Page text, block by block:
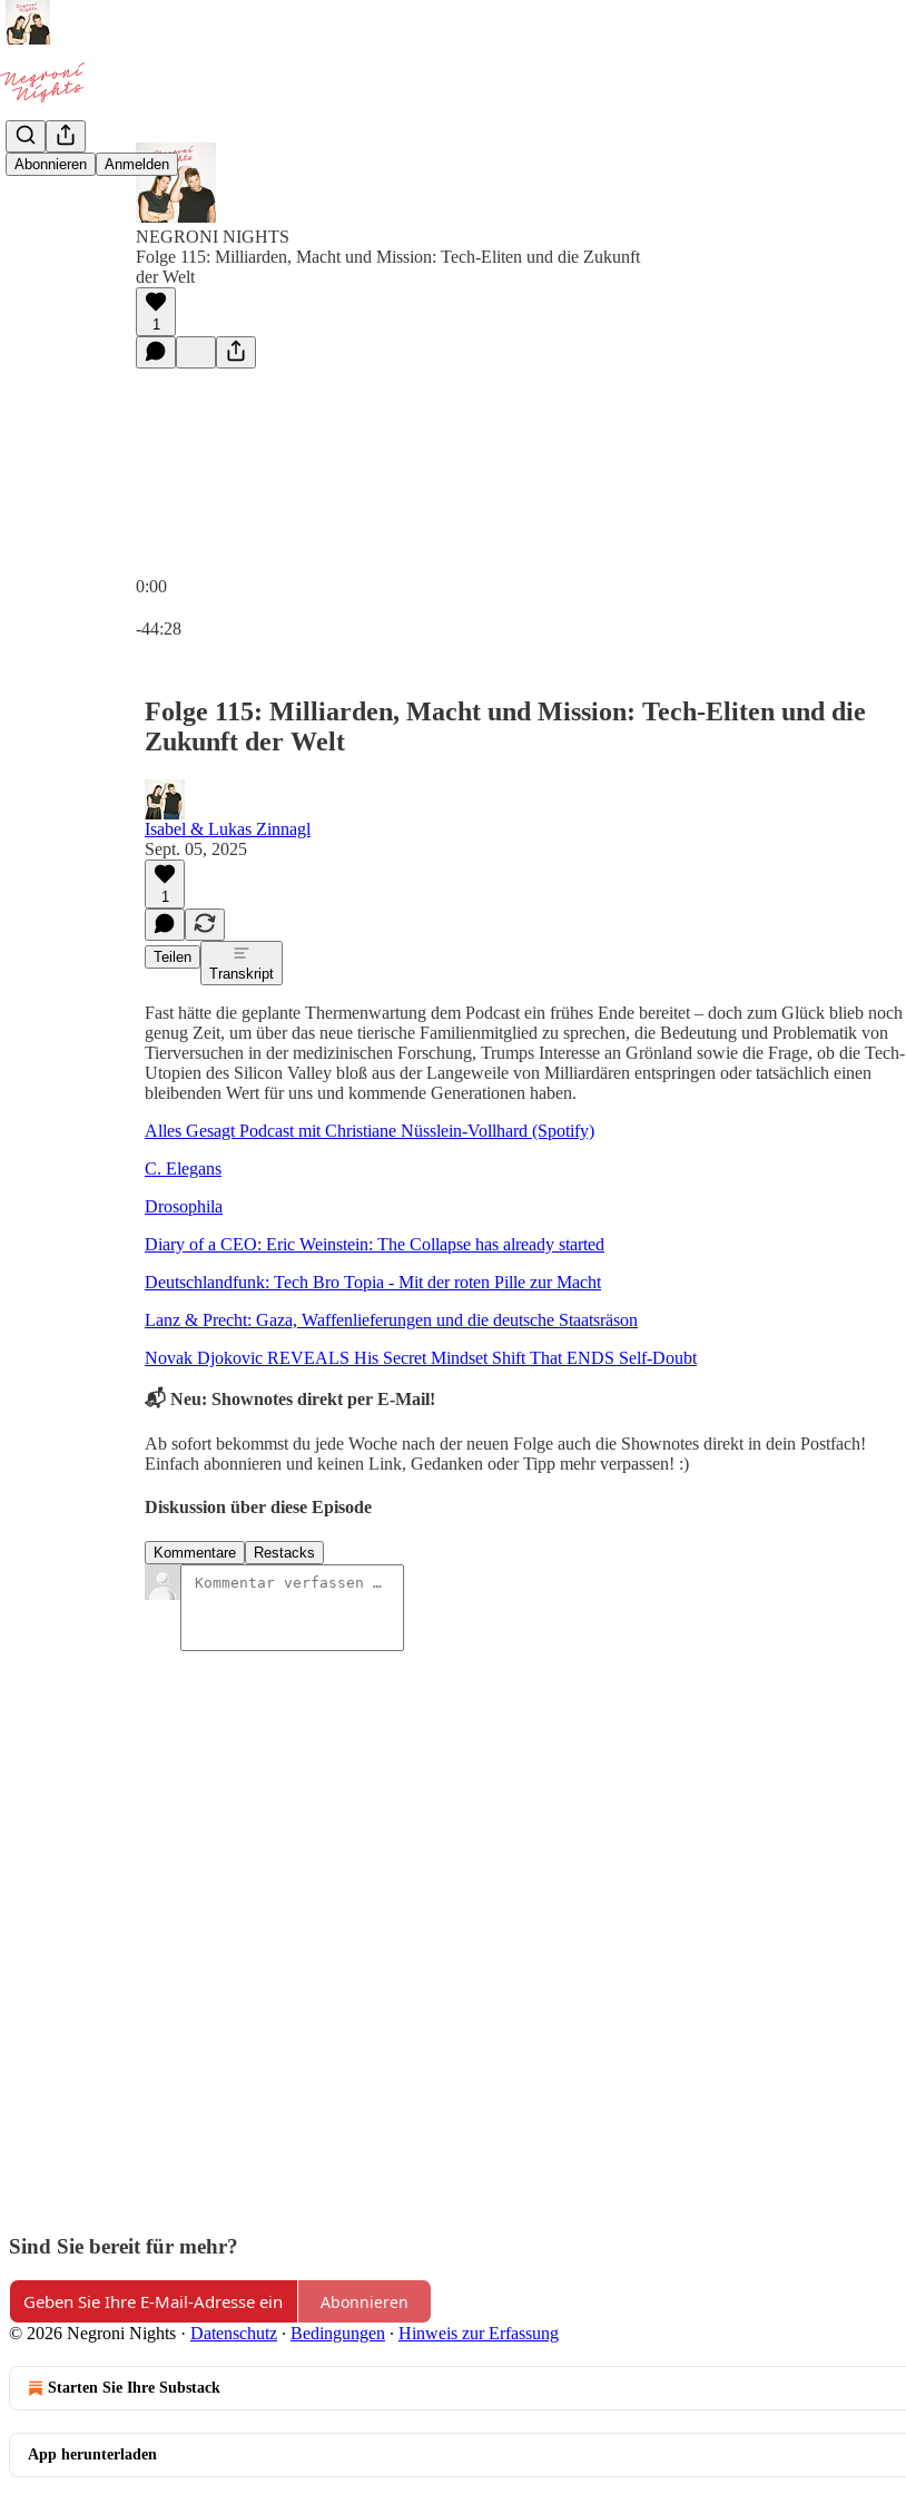
Abonnieren Anmelden
NEGRONI NIGHTS
Folge 115: Milliarden, Macht und Mission: Tech-Eliten und die Zukunft
der Welt
1
0:00
-44:28
Folge 115: Milliarden, Macht und Mission: Tech-Eliten und die
Zukunft der Welt
Isabel & Lukas Zinnagl
Sept. 05, 2025
1
Teilen
Transkript
Fast hätte die geplante Thermenwartung dem Podcast ein frühes Ende bereitet – doch zum Glück blieb noch
genug Zeit, um über das neue tierische Familienmitglied zu sprechen, die Bedeutung und Problematik von
Tierversuchen in der medizinischen Forschung, Trumps Interesse an Grönland sowie die Frage, ob die Tech-
Utopien des Silicon Valley bloß aus der Langeweile von Milliardären entspringen oder tatsächlich einen
bleibenden Wert für uns und kommende Generationen haben.
Alles Gesagt Podcast mit Christiane Nüsslein-Vollhard (Spotify)
C. Elegans
Drosophila
Diary of a CEO: Eric Weinstein: The Collapse has already started
Deutschlandfunk: Tech Bro Topia - Mit der roten Pille zur Macht
Lanz & Precht: Gaza, Waffenlieferungen und die deutsche Staatsräson
Novak Djokovic REVEALS His Secret Mindset Shift That ENDS Self-Doubt
📬 Neu: Shownotes direkt per E-Mail!
Ab sofort bekommst du jede Woche nach der neuen Folge auch die Shownotes direkt in dein Postfach!
Einfach abonnieren und keinen Link, Gedanken oder Tipp mehr verpassen! :)
Diskussion über diese Episode
Kommentare Restacks
Sind Sie bereit für mehr?
Abonnieren
© 2026 Negroni Nights · Datenschutz ∙ Bedingungen ∙ Hinweis zur Erfassung
Starten Sie Ihre Substack
App herunterladen